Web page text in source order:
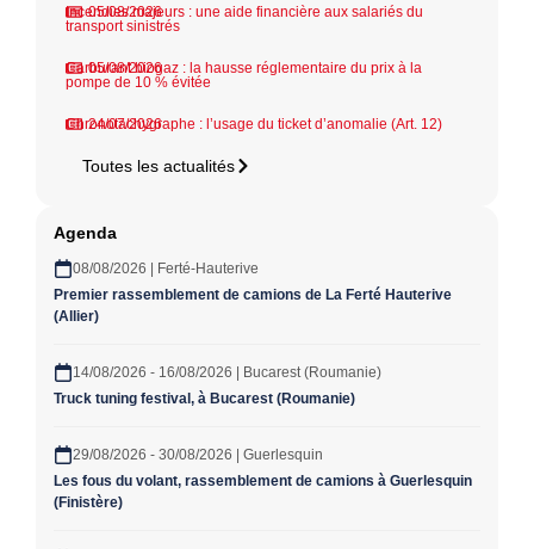
05/08/2026
Incendies majeurs : une aide financière aux salariés du
transport sinistrés
05/08/2026
Carburant biogaz : la hausse réglementaire du prix à la
pompe de 10 % évitée
24/07/2026
Chronotachygraphe : l’usage du ticket d’anomalie (Art. 12)
Toutes les actualités
Agenda
08/08/2026 | Ferté-Hauterive
Premier rassemblement de camions de La Ferté Hauterive
(Allier)
14/08/2026 - 16/08/2026 | Bucarest (Roumanie)
Truck tuning festival, à Bucarest (Roumanie)
29/08/2026 - 30/08/2026 | Guerlesquin
Les fous du volant, rassemblement de camions à Guerlesquin
(Finistère)